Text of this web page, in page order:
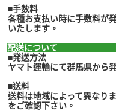
■手数料
各種お支払い時に手数料が
いたします。
配送について
■発送方法
ヤマト運輸にて群馬県から
■送料
送料は地域によって異なり
をご確認下さい。